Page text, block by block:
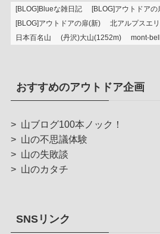
[BLOG]Blueな雑日記 [BLOG]アウトドアの
[BLOG]アウトドアの扉(新)
北アルプスエ
日本百名山
(丹沢)大山(1252m) mont-bell
おすすめのアウトドア企画
> 山ブログ100本ノック！
> 山の不思議体験
> 山の失敗談
> 山のカタチ
SNSリンク